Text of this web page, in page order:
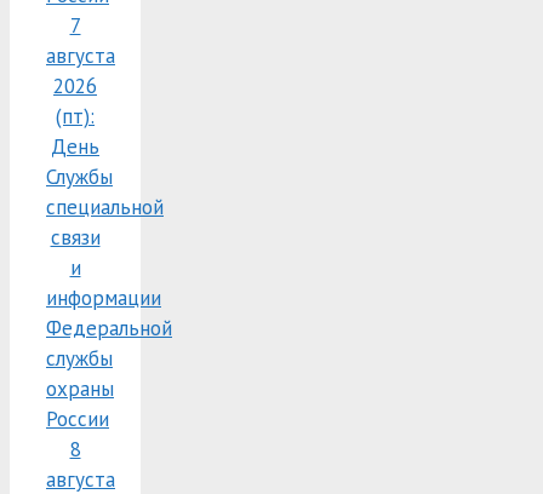
7
августа
2026
(пт):
День
Службы
специальной
связи
и
информации
Федеральной
службы
охраны
России
8
августа